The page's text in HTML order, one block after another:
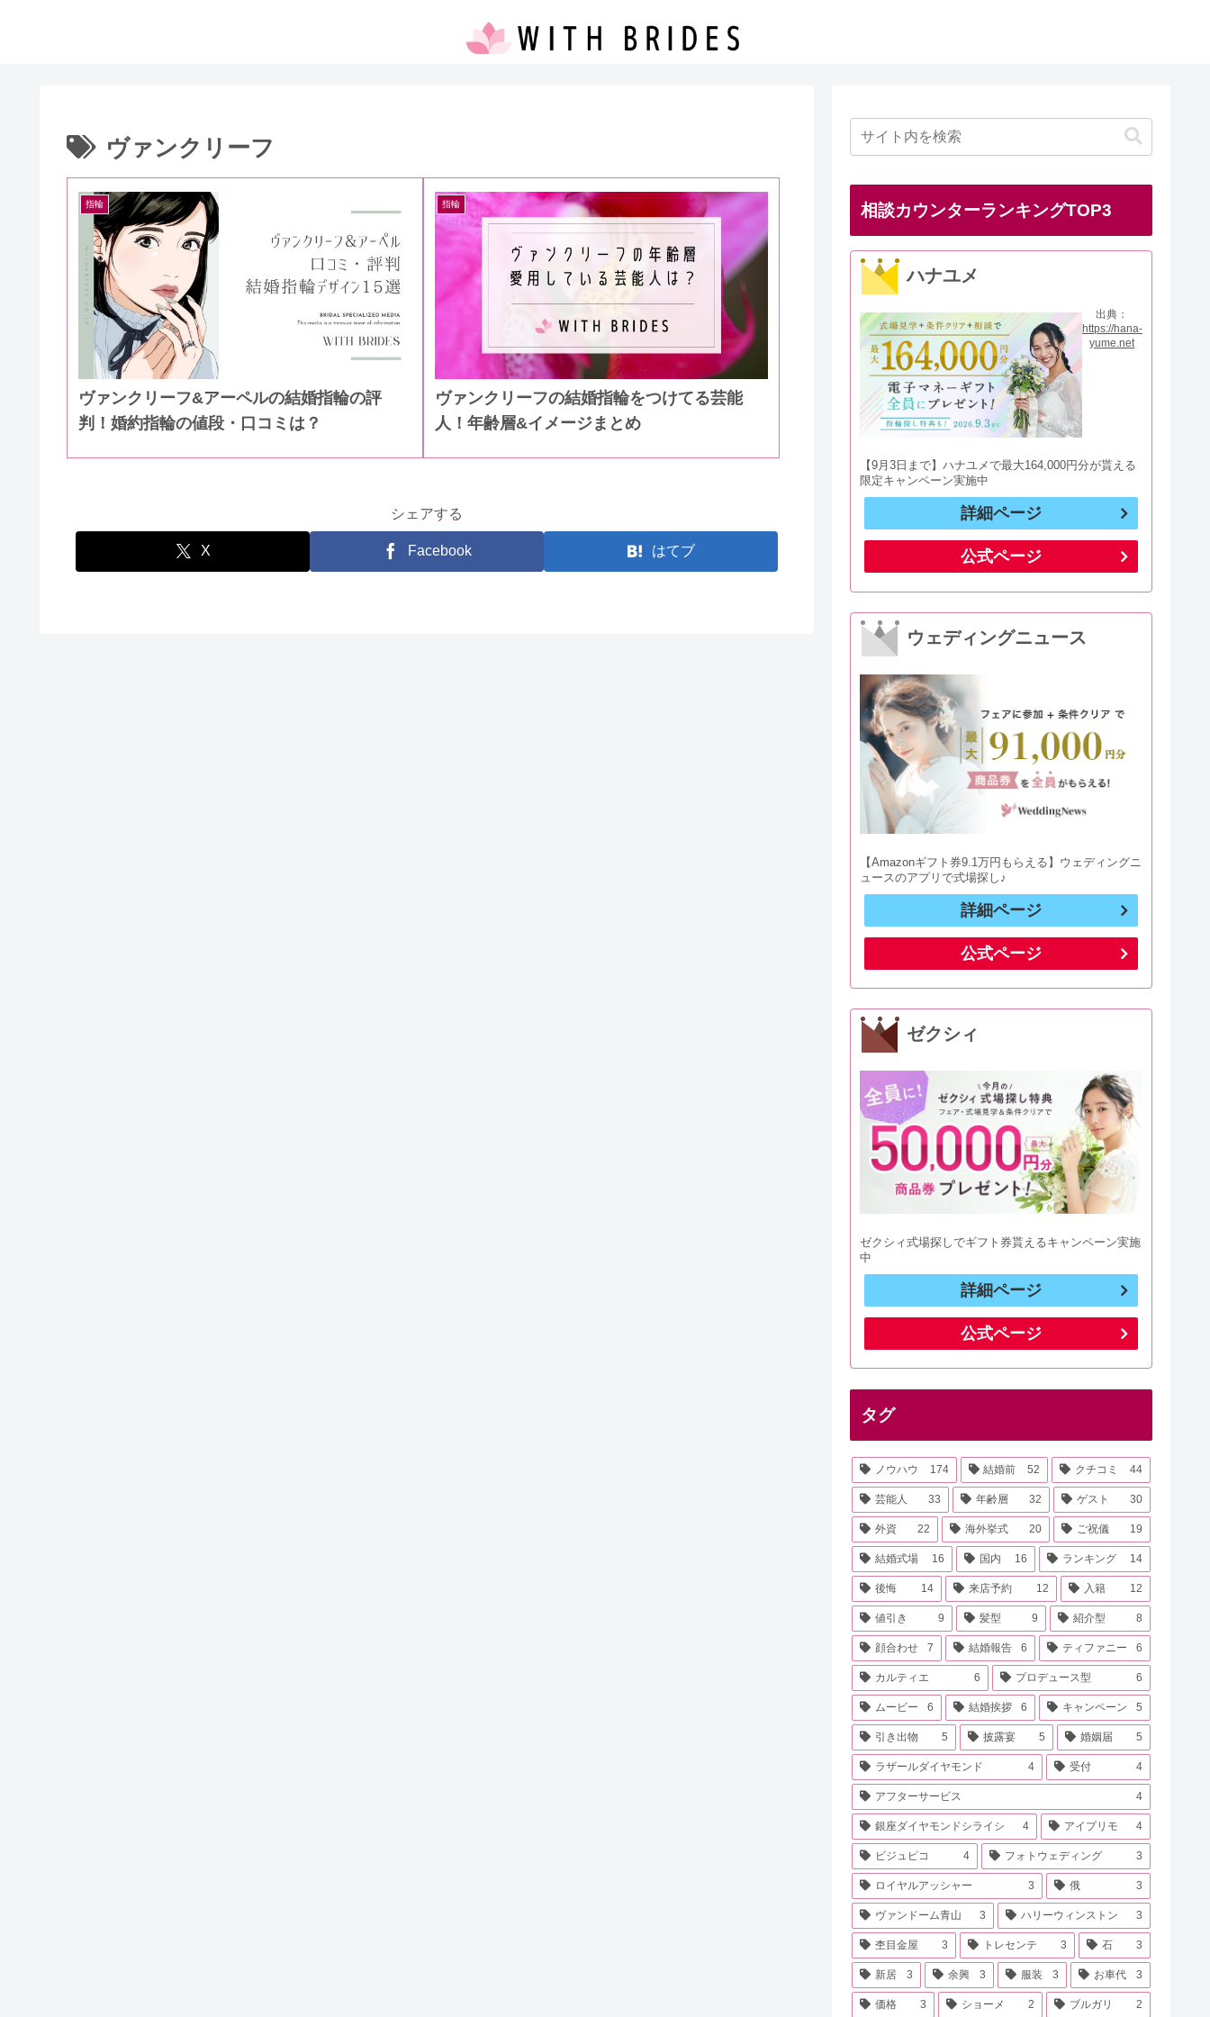
ヴァンクリーフ
指輪
ヴァンクリーフ&アーペルの結婚指輪の評
判！婚約指輪の値段・口コミは？
指輪
ヴァンクリーフの結婚指輪をつけてる芸能
人！年齢層&イメージまとめ
シェアする
X Facebook はてブ
相談カウンターランキングTOP3
ハナユメ
出典：
https://hana-
yume.net
【9月3日まで】ハナユメで最大164,000円分が貰える
限定キャンペーン実施中
詳細ページ
公式ページ
ウェディングニュース
【Amazonギフト券9.1万円もらえる】ウェディングニ
ュースのアプリで式場探し♪
詳細ページ
公式ページ
ゼクシィ
ゼクシィ式場探しでギフト券貰えるキャンペーン実施
中
詳細ページ
公式ページ
タグ
ノウハウ 174 結婚前 52 クチコミ 44
芸能人 33 年齢層 32 ゲスト 30
外資 22 海外挙式 20 ご祝儀 19
結婚式場 16 国内 16 ランキング 14
後悔 14 来店予約 12 入籍 12
値引き 9 髪型 9 紹介型 8
顔合わせ 7 結婚報告 6 ティファニー 6
カルティエ 6 プロデュース型 6
ムービー 6 結婚挨拶 6 キャンペーン 5
引き出物 5 披露宴 5 婚姻届 5
ラザールダイヤモンド 4 受付 4
アフターサービス 4
銀座ダイヤモンドシライシ 4 アイプリモ 4
ビジュピコ 4 フォトウェディング 3
ロイヤルアッシャー 3 俄 3
ヴァンドーム青山 3 ハリーウィンストン 3
杢目金屋 3 トレセンテ 3 石 3
新居 3 余興 3 服装 3 お車代 3
価格 3 ショーメ 2 ブルガリ 2